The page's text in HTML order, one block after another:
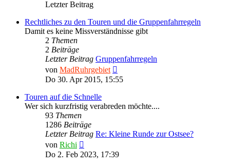
Letzter Beitrag
Rechtliches zu den Touren und die Gruppenfahrregeln
Damit es keine Missverständnisse gibt
2 Themen
2 Beiträge
Letzter Beitrag Gruppenfahrregeln
von MadRuhrgebiet
Beitrag
Do 30. Apr 2015, 15:55
Touren auf die Schnelle
Wer sich kurzfristig verabreden möchte....
93 Themen
1286 Beiträge
Letzter Beitrag Re: Kleine Runde zur Ostsee?
von Richi
Beitrag
Do 2. Feb 2023, 17:39